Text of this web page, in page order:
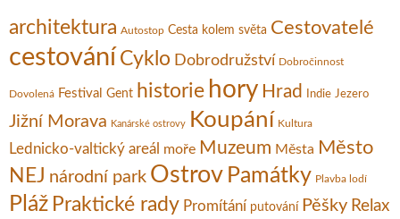
architektura Autostop Cesta kolem světa Cestovatelé
cestování Cyklo Dobrodružství Dobročinnost
Dovolená Festival Gent historie hory Hrad Indie Jezero
Jižní Morava Kanárské ostrovy Koupání Kultura
Lednicko-valtický areál moře Muzeum Města Město
NEJ národní park Ostrov Památky Plavba lodí
Pláž Praktické rady Promítání putování Pěšky Relax